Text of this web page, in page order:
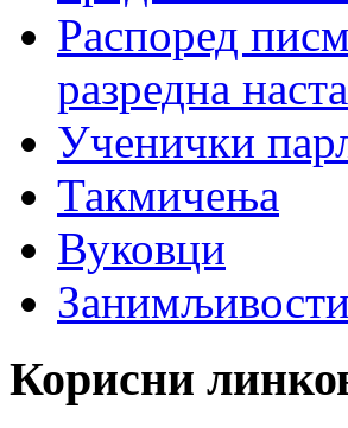
Распоред
разредна
Ученички
Такмичења
Вуковци
Занимљивости
Корисни